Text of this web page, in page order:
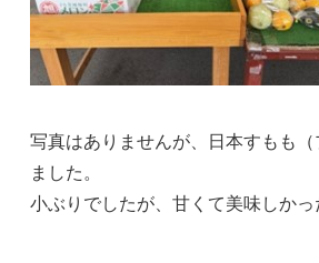
写真はありませんが、日本すもも
ました。
小ぶりでしたが、甘くて美味しかっ